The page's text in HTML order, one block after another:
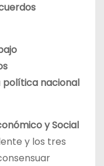
política nacional
y Social
y los tres